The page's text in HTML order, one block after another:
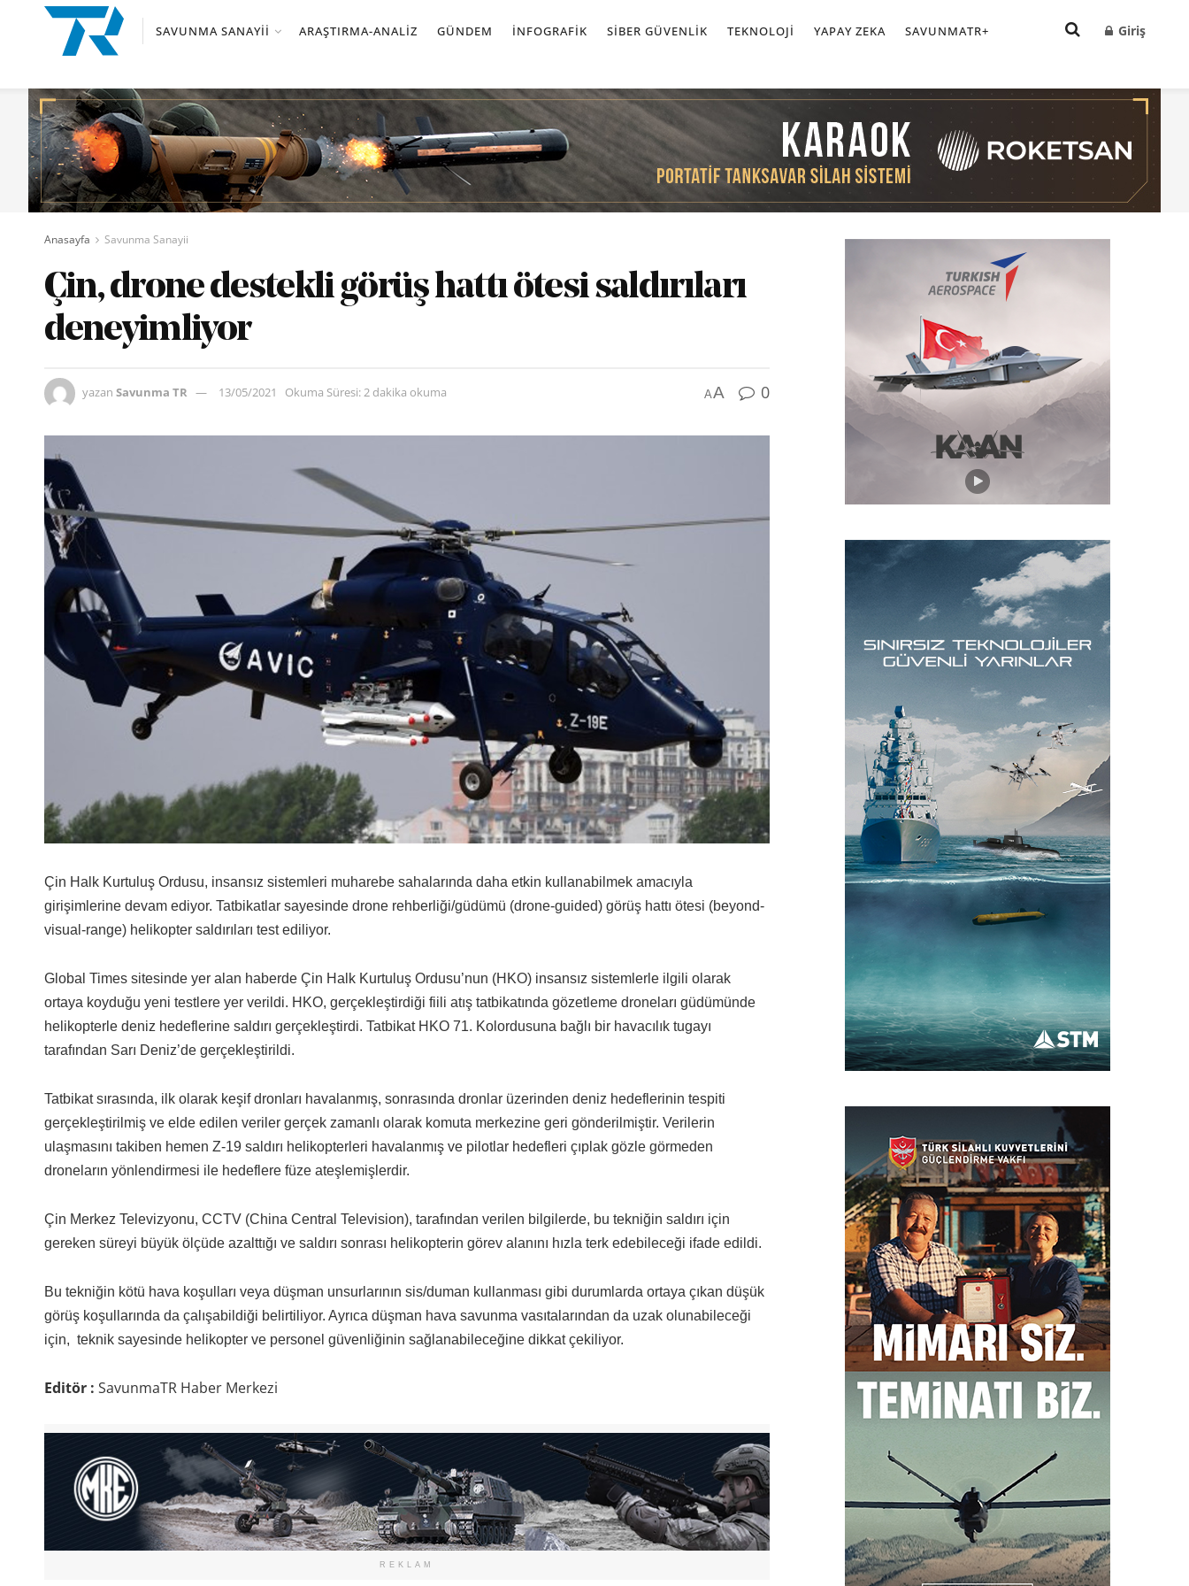
SAVUNMA SANAYII ARAŞTIRMA-ANALIZ GÜNDEM İNFOGRAFIK SIBER GÜVENLIK TEKNOLOJI YAPAY ZEKA SAVUNMATR+ Giriş
Anasayfa Savunma Sanayii
Çin, drone destekli görüş hattı ötesi saldırıları
deneyimliyor
yazan Savunma TR 13/05/2021 Okuma Süresi: 2 dakika okuma AA 0
Çin Halk Kurtuluş Ordusu, insansız sistemleri muharebe sahalarında daha etkin kullanabilmek amacıyla
girişimlerine devam ediyor. Tatbikatlar sayesinde drone rehberliği/güdümü (drone-guided) görüş hattı ötesi (beyond-
visual-range) helikopter saldırıları test ediliyor.
Global Times sitesinde yer alan haberde Çin Halk Kurtuluş Ordusu’nun (HKO) insansız sistemlerle ilgili olarak
ortaya koyduğu yeni testlere yer verildi. HKO, gerçekleştirdiği fiili atış tatbikatında gözetleme droneları güdümünde
helikopterle deniz hedeflerine saldırı gerçekleştirdi. Tatbikat HKO 71. Kolordusuna bağlı bir havacılık tugayı
tarafından Sarı Deniz’de gerçekleştirildi.
Tatbikat sırasında, ilk olarak keşif dronları havalanmış, sonrasında dronlar üzerinden deniz hedeflerinin tespiti
gerçekleştirilmiş ve elde edilen veriler gerçek zamanlı olarak komuta merkezine geri gönderilmiştir. Verilerin
ulaşmasını takiben hemen Z-19 saldırı helikopterleri havalanmış ve pilotlar hedefleri çıplak gözle görmeden
droneların yönlendirmesi ile hedeflere füze ateşlemişlerdir.
Çin Merkez Televizyonu, CCTV (China Central Television), tarafından verilen bilgilerde, bu tekniğin saldırı için
gereken süreyi büyük ölçüde azalttığı ve saldırı sonrası helikopterin görev alanını hızla terk edebileceği ifade edildi.
Bu tekniğin kötü hava koşulları veya düşman unsurlarının sis/duman kullanması gibi durumlarda ortaya çıkan düşük
görüş koşullarında da çalışabildiği belirtiliyor. Ayrıca düşman hava savunma vasıtalarından da uzak olunabileceği
için, teknik sayesinde helikopter ve personel güvenliğinin sağlanabileceğine dikkat çekiliyor.
Editör : SavunmaTR Haber Merkezi
REKLAM